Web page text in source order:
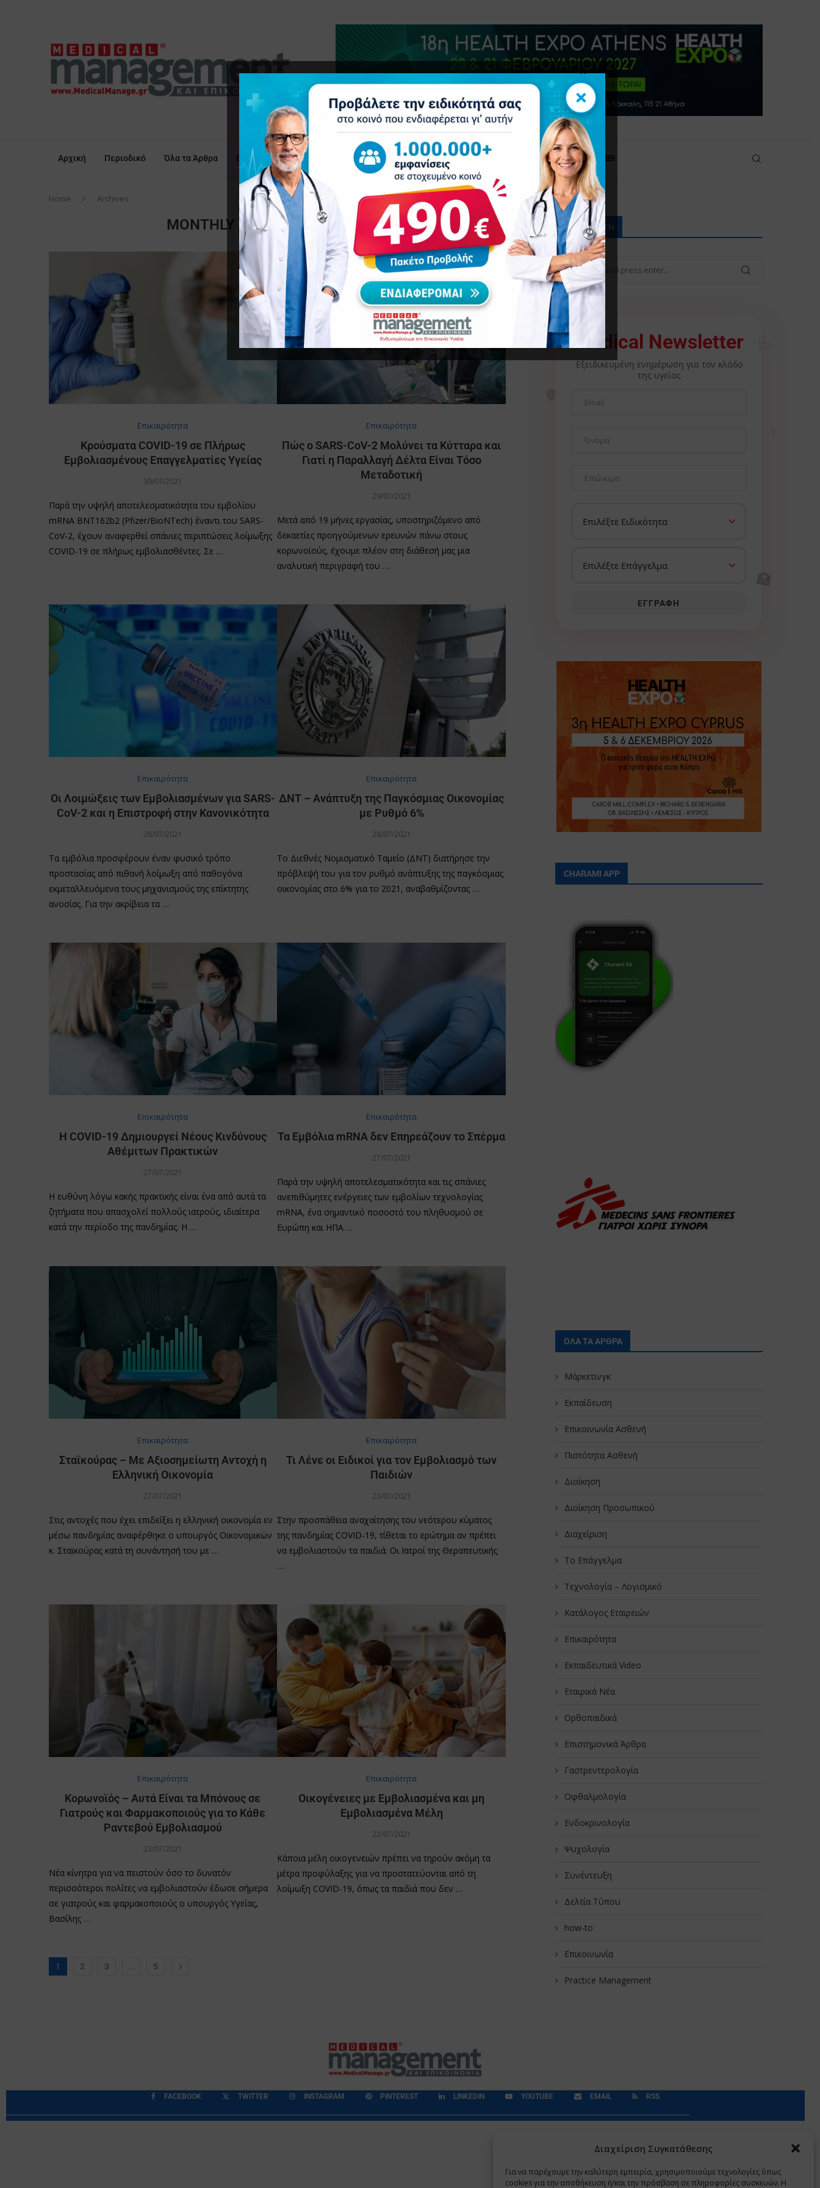
Διαχείριση Συγκατάθεσης
Για να παρέχουμε την καλύτερη εμπειρία, χρησιμοποιούμε τεχνολογίες όπως
cookies για την αποθήκευση ή/και την πρόσβαση σε πληροφορίες συσκευών. Η
Αρχική Περιοδικό Όλα τα Άρθρα Επικαιρότητα Δελτία Τύπου Προβολή Ιατρού Συνέδρια Επικοινωνία
Home Archives
MONTHLY ARCHIVES ΙΟΎΛΙΟΣ 2021
Επικαιρότητα
Κρούσματα COVID-19 σε Πλήρως
Εμβολιασμένους Επαγγελματίες Υγείας
30/07/2021
Παρά την υψηλή αποτελεσματικότητα του εμβολίου
mRNA BNT162b2 (Pfizer/BioNTech) έναντι του SARS-
CoV-2, έχουν αναφερθεί σπάνιες περιπτώσεις λοίμωξης
COVID-19 σε πλήρως εμβολιασθέντες. Σε …
Επικαιρότητα
Πώς ο SARS-CoV-2 Μολύνει τα Κύτταρα και
Γιατί η Παραλλαγή Δέλτα Είναι Τόσο
Μεταδοτική
29/07/2021
Μετά από 19 μήνες εργασίας, υποστηριζόμενο από
δεκαετίες προηγούμενων ερευνών πάνω στους
κορωνοϊούς, έχουμε πλέον στη διάθεσή μας μια
αναλυτική περιγραφή του …
Επικαιρότητα
Οι Λοιμώξεις των Εμβολιασμένων για SARS-
CoV-2 και η Επιστροφή στην Κανονικότητα
28/07/2021
Τα εμβόλια προσφέρουν έναν φυσικό τρόπο
προστασίας από πιθανή λοίμωξη από παθογόνα
εκμεταλλευόμενα τους μηχανισμούς της επίκτητης
ανοσίας. Για την ακρίβεια τα …
Επικαιρότητα
ΔΝΤ – Ανάπτυξη της Παγκόσμιας Οικονομίας
με Ρυθμό 6%
28/07/2021
To Διεθνές Νομισματικό Ταμείο (ΔΝΤ) διατήρησε την
πρόβλεψή του για τον ρυθμό ανάπτυξης της παγκόσμιας
οικονομίας στο 6% για το 2021, αναβαθμίζοντας …
Επικαιρότητα
Η COVID-19 Δημιουργεί Νέους Κινδύνους
Αθέμιτων Πρακτικών
27/07/2021
Η ευθύνη λόγω κακής πρακτικής είναι ένα από αυτά τα
ζητήματα που απασχολεί πολλούς ιατρούς, ιδιαίτερα
κατά την περίοδο της πανδημίας. Η …
Επικαιρότητα
Τα Εμβόλια mRNA δεν Επηρεάζουν το Σπέρμα
27/07/2021
Παρά την υψηλή αποτελεσματικότητα και τις σπάνιες
ανεπιθύμητες ενέργειες των εμβολίων τεχνολογίας
mRNA, ένα σημαντικό ποσοστό του πληθυσμού σε
Ευρώπη και ΗΠΑ …
Επικαιρότητα
Σταϊκούρας – Με Αξιοσημείωτη Αντοχή η
Ελληνική Οικονομία
27/07/2021
Στις αντοχές που έχει επιδείξει η ελληνική οικονομία εν
μέσω πανδημίας αναφέρθηκε ο υπουργός Οικονομικών
κ. Σταϊκούρας κατά τη συνάντησή του με …
Επικαιρότητα
Τι Λένε οι Ειδικοί για τον Εμβολιασμό των
Παιδιών
23/07/2021
Στην προσπάθεια αναχαίτησης του νεότερου κύματος
της πανδημίας COVID-19, τίθεται το ερώτημα αν πρέπει
να εμβολιαστούν τα παιδιά. Οι Ιατροί της Θεραπευτικής
…
Επικαιρότητα
Κορωνοϊός – Αυτά Είναι τα Μπόνους σε
Γιατρούς και Φαρμακοποιούς για το Κάθε
Ραντεβού Εμβολιασμού
23/07/2021
Νέα κίνητρα για να πειστούν όσο το δυνατόν
περισσότεροι πολίτες να εμβολιαστούν έδωσε σήμερα
σε γιατρούς και φαρμακοποιούς ο υπουργός Υγείας,
Βασίλης …
Επικαιρότητα
Οικογένειες με Εμβολιασμένα και μη
Εμβολιασμένα Μέλη
22/07/2021
Κάποια μέλη οικογενειών πρέπει να τηρούν ακόμη τα
μέτρα προφύλαξης για να προστατεύονται από τη
λοίμωξη COVID-19, όπως τα παιδιά που δεν …
1 2 3 … 5
ΑΝΑΖΉΤΗΣΗ
Medical Newsletter
Εξειδικευμένη ενημέρωση για τον κλάδο
της υγείας
ΕΓΓΡΑΦΉ
CHARAMI APP
ΟΛΑ ΤΑ ΑΡΘΡΑ
Μάρκετινγκ
Εκπαίδευση
Επικοινωνία Ασθενή
Πιστότητα Ασθενή
Διοίκηση
Διοίκηση Προσωπικού
Διαχείριση
Το Επάγγελμα
Τεχνολογία – Λογισμικό
Κατάλογος Εταιρειών
Επικαιρότητα
Εκπαιδευτικά Video
Εταιρικά Νέα
Oρθοπαιδικά
Επιστημονικά Άρθρα
Γαστρεντερολογία
Οφθαλμολογία
Ενδοκρινολογία
Ψυχολογία
Συνέντευξη
Δελτία Τύπου
how-to
Επικοινωνία
Practice Management
FACEBOOK TWITTER INSTAGRAM PINTEREST LINKEDIN YOUTUBE EMAIL RSS
×
×